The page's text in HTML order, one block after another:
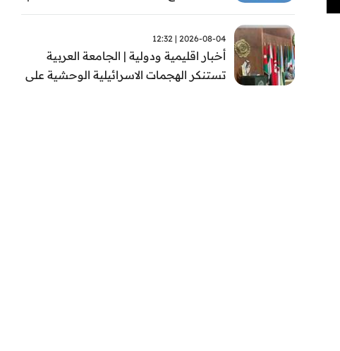
والمدارس
2026-08-04 | 12:32
أخبار اقليمية ودولية | الجامعة العربية
تستنكر الهجمات الاسرائيلية الوحشية على